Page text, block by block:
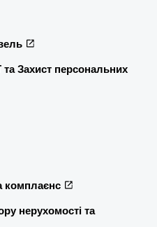
та Захист персональних
комплаєнс
нерухомості та